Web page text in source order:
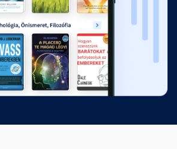
Szilvesztereste
00:21:59
Történelemóra